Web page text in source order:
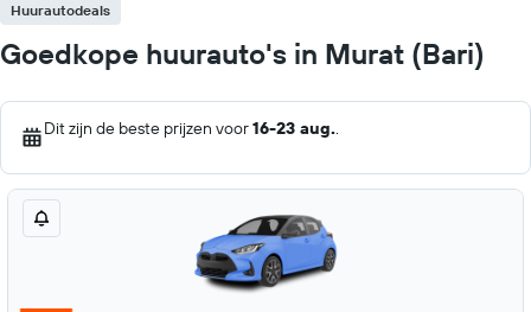
Huurautodeals
Goedkope huurauto's in Murat (Bari)
Dit zijn de beste prijzen voor16-23 aug..